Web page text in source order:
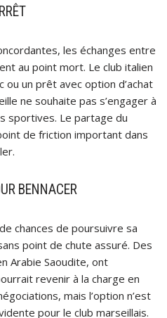
les échanges entre
au point mort. Le club italien
un prêt avec option d’achat
ne souhaite pas s’engager à
sportives. Le partage du
de friction important dans
BENNACER
chances de poursuivre sa
point de chute assuré. Des
Arabie Saoudite, ont
revenir à la charge en
mais l’option n’est
pour le club marseillais.